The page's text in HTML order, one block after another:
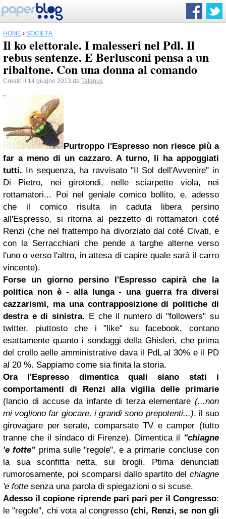
HOME › SOCIETÀ
Il ko elettorale. I malesseri nel Pdl. Il
rebus sentenze. E Berlusconi pensa a un
ribaltone. Con una donna al comando
Creato il 14 giugno 2013 da Tafanus
Purtroppo l'Espresso non riesce più a
far a meno di un cazzaro. A turno, li ha appoggiati
tutti. In sequenza, ha ravvisato "Il Sol dell'Avvenire" in
Di Pietro, nei girotondi, nelle sciarpette viola, nei
rottamatori... Poi nel geniale comico bollito, e, adesso
che il comico risulta in caduta libera persino
all'Espresso, si ritorna al pezzetto di rottamatori coté
Renzi (che nel frattempo ha divorziato dal coté Civati, e
con la Serracchiani che pende a targhe alterne verso
l'uno o verso l'altro, in attesa di capire quale sarà il carro
vincente).
Forse un giorno persino l'Espresso capirà che la
politica non è - alla lunga - una guerra fra diversi
cazzarismi, ma una contrapposizione di politiche di
destra e di sinistra. E che il numero di "followers" su
twitter, piuttosto che i "like" su facebook, contano
esattamente quanto i sondaggi della Ghisleri, che prima
del crollo aelle amministrative dava il PdL al 30% e il PD
al 20 %. Sappiamo come sia finita la storia.
Ora l'Espresso dimentica quali siano stati i
comportamenti di Renzi alla vigilia delle primarie
(lancio di accuse da infante di terza elementare (...non
mi vogliono far giocare, i grandi sono prepotenti...), il suo
girovagare per serate, comparsate TV e camper (tutto
tranne che il sindaco di Firenze). Dimentica il "chiagne
'e fotte"prima sulle "regole", e a primarie concluse con
la sua sconfitta netta, sui brogli. Ptima denunciati
rumorosamente, poi scomparsi dallo spartito del chiagne
'e fotte senza una parola di spiegazioni o si scuse.
Adesso il copione riprende pari pari per il Congresso:
le "regole", chi vota al congresso(chi, Renzi, se non gli